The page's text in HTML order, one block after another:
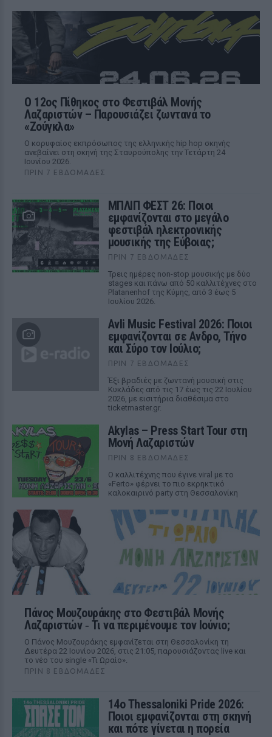
Ο 12ος Πίθηκος στο Φεστιβάλ Μονής
Λαζαριστών – Παρουσιάζει ζωντανά το
«Ζούγκλα»
Ο κορυφαίος εκπρόσωπος της ελληνικής hip hop σκηνής
ανεβαίνει στη σκηνή της Σταυρούπολης την Τετάρτη 24
Ιουνίου 2026.
ΠΡΙΝ 7 ΕΒΔΟΜΆΔΕΣ
ΜΠΛΙΠ ΦΕΣΤ 26: Ποιοι
εμφανίζονται στο μεγάλο
φεστιβάλ ηλεκτρονικής
μουσικής της Εύβοιας;
ΠΡΙΝ 7 ΕΒΔΟΜΆΔΕΣ
Τρεις ημέρες non-stop μουσικής με δύο
stages και πάνω από 50 καλλιτέχνες στο
Platanenhof της Κύμης, από 3 έως 5
Ιουλίου 2026.
Avli Music Festival 2026: Ποιοι
εμφανίζονται σε Ανδρο, Τήνο
και Σύρο τον Ιούλιο;
ΠΡΙΝ 7 ΕΒΔΟΜΆΔΕΣ
Έξι βραδιές με ζωντανή μουσική στις
Κυκλάδες από τις 17 έως τις 22 Ιουλίου
2026, με εισιτήρια διαθέσιμα στο
ticketmaster.gr.
Akylas – Press Start Tour στη
Μονή Λαζαριστών
ΠΡΙΝ 8 ΕΒΔΟΜΆΔΕΣ
Ο καλλιτέχνης που έγινε viral με το
«Ferto» φέρνει το πιο εκρηκτικό
καλοκαιρινό party στη Θεσσαλονίκη
Πάνος Μουζουράκης στο Φεστιβάλ Μονής
Λαζαριστών ‑ Τι να περιμένουμε τον Ιούνιο;
Ο Πάνος Μουζουράκης εμφανίζεται στη Θεσσαλονίκη τη
Δευτέρα 22 Ιουνίου 2026, στις 21:05, παρουσιάζοντας live και
το νέο του single «Τι Ωραίο».
ΠΡΙΝ 8 ΕΒΔΟΜΆΔΕΣ
14ο Thessaloniki Pride 2026:
Ποιοι εμφανίζονται στη σκηνή
και πότε γίνεται η πορεία